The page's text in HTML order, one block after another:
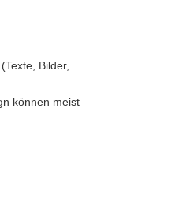
Bilder,
können meist